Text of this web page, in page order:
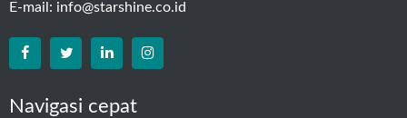
E-mail: info@starshine.co.id
Navigasi cepat